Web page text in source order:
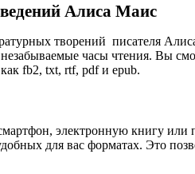
Алиса Маис
творений писателя
часы чтения. Вы
fb2, txt, rtf, pdf и epub.
электронную книгу
для вас форматах. Это